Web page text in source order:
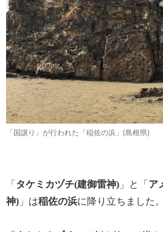
「国譲り」が行われた「稲佐の浜」(島根県)
「 タケミカヅチ(建御雷神) 」と「 ア
神) 」は稲佐の浜に降り立ちました。